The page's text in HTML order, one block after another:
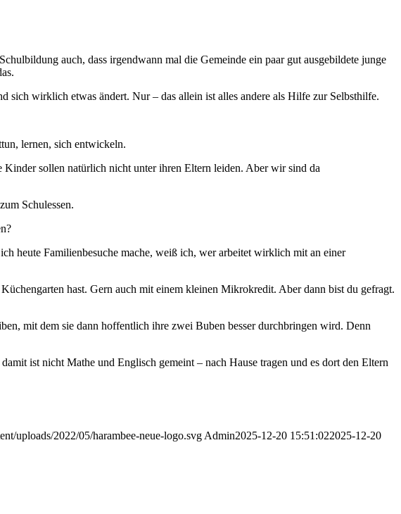
auch, dass irgendwann mal die Gemeinde ein paar gut ausgebildete junge
sich wirklich etwas ändert. Nur – das allein ist alles andere als Hilfe zur Selbsthilfe.
lernen, sich entwickeln.
sollen natürlich nicht unter ihren Eltern leiden. Aber wir sind da
Schulessen.
heute Familienbesuche mache, weiß ich, wer arbeitet wirklich mit an einer
hast. Gern auch mit einem kleinen Mikrokredit. Aber dann bist du gefragt.
mit dem sie dann hoffentlich ihre zwei Buben besser durchbringen wird. Denn
ist nicht Mathe und Englisch gemeint – nach Hause tragen und es dort den Eltern
uploads/2022/05/harambee-neue-logo.svg Admin2025-12-20 15:51:022025-12-20